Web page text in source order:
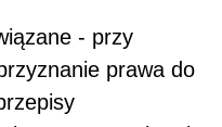
- przy
prawa do